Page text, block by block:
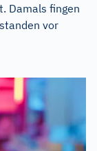
Damals fingen
vor